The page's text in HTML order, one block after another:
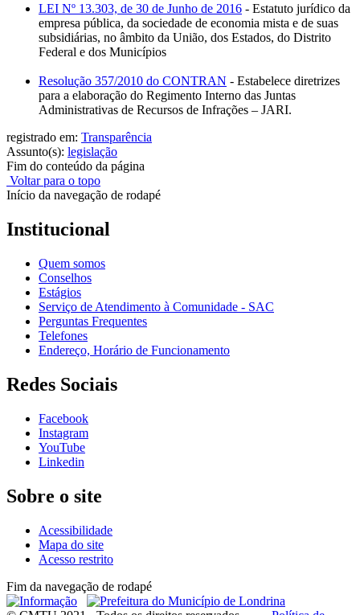
LEI Nº 13.303, de 30 de Junho de 2016 - Estatuto jurídico da
empresa pública, da sociedade de economia mista e de suas
subsidiárias, no âmbito da União, dos Estados, do Distrito
Federal e dos Municípios
Resolução 357/2010 do CONTRAN - Estabelece diretrizes
para a elaboração do Regimento Interno das Juntas
Administrativas de Recursos de Infrações – JARI.
registrado em: Transparência
Assunto(s): legislação
Fim do conteúdo da página
Voltar para o topo
Início da navegação de rodapé
Institucional
Quem somos
Conselhos
Estágios
Serviço de Atendimento à Comunidade - SAC
Perguntas Frequentes
Telefones
Endereço, Horário de Funcionamento
Redes Sociais
Facebook
Instagram
YouTube
Linkedin
Sobre o site
Acessibilidade
Mapa do site
Acesso restrito
Fim da navegação de rodapé